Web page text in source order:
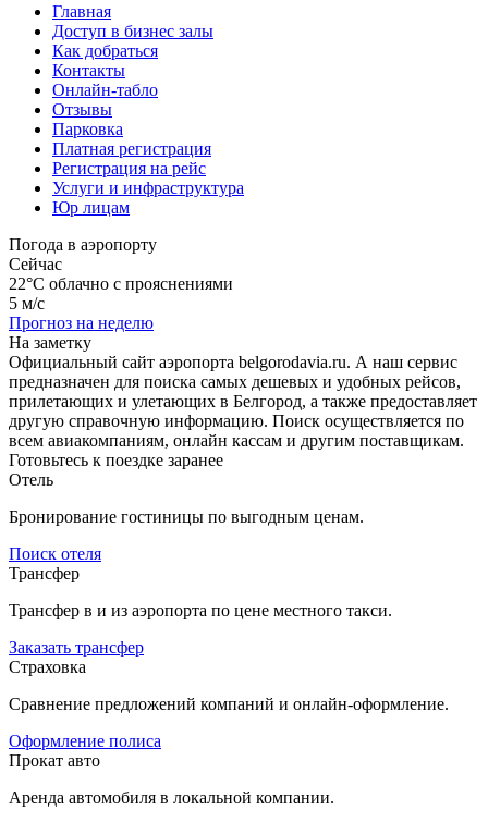
Главная
Доступ в бизнес залы
Как добраться
Контакты
Онлайн-табло
Отзывы
Парковка
Платная регистрация
Регистрация на рейс
Услуги и инфраструктура
Юр лицам
Погода в аэропорту
Сейчас
22°C облачно с прояснениями
5 м/с
Прогноз на неделю
На заметку
Официальный сайт аэропорта belgorodavia.ru. А наш сервис
предназначен для поиска самых дешевых и удобных рейсов,
прилетающих и улетающих в Белгород, а также предоставляет
другую справочную информацию. Поиск осуществляется по
всем авиакомпаниям, онлайн кассам и другим поставщикам.
Готовьтесь к поездке заранее
Отель
Бронирование гостиницы по выгодным ценам.
Поиск отеля
Трансфер
Трансфер в и из аэропорта по цене местного такси.
Заказать трансфер
Страховка
Сравнение предложений компаний и онлайн-оформление.
Оформление полиса
Прокат авто
Аренда автомобиля в локальной компании.